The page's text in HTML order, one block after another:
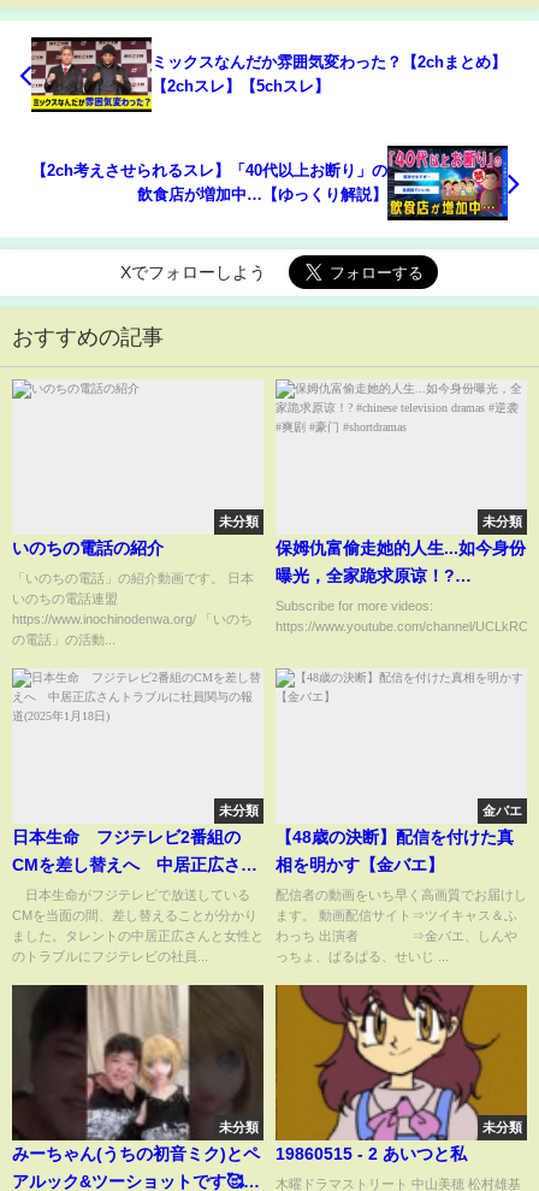
ミックスなんだか雰囲気変わった？【2chまとめ】
【2chスレ】【5chスレ】
【2ch考えさせられるスレ】「40代以上お断り」の
飲食店が増加中…【ゆっくり解説】
Xでフォローしよう
おすすめの記事
未分類
いのちの電話の紹介
「いのちの電話」の紹介動画です。 日本
いのちの電話連盟
https://www.inochinodenwa.org/ 「いのち
の電話」の活動...
未分類
保姆仇富偷走她的人生...如今身份
曝光，全家跪求原谅！?
#chinese television dramas #
逆袭 #爽剧 #豪门 #shortdramas
Subscribe for more videos:
https://www.youtube.com/channel/
未分類
日本生命 フジテレビ2番組の
CMを差し替えへ 中居正広さん
トラブルに社員関与の報道(2025
年1月18日)
日本生命がフジテレビで放送している
CMを当面の間、差し替えることが分かり
ました。タレントの中居正広さんと女性と
のトラブルにフジテレビの社員...
金バエ
【48歳の決断】配信を付けた真
相を明かす【金バエ】
配信者の動画をいち早く高画質でお届けし
ます。 動画配信サイト⇒ツイキャス＆ふ
わっち 出演者 ⇒金バエ、しんや
っちょ、ぱるぱる、せいじ ...
未分類
みーちゃん(うちの初音ミク)とペ
アルック&ツーショットです🥰
未分類
19860515 - 2 あいつと私
木曜ドラマストリート 中山美穂 松村雄基